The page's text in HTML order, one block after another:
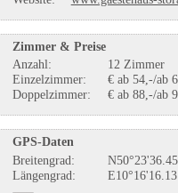
Zimmer & Preise
Anzahl:
12 Zimmer
Einzelzimmer:
€ ab 54,-/ab
Doppelzimmer:
€ ab 88,-/ab
GPS-Daten
Breitengrad:
N50°23'36.45
Längengrad:
E10°16'16.13